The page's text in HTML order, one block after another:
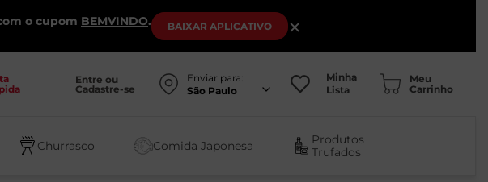
o cupom BEMVINDO. BAIXAR APLICATIVO ×
Entre ou
Cadastre-se
Enviar para:
São Paulo
Minha
Lista
Churrasco Comida Japonesa
Produtos
Trufados